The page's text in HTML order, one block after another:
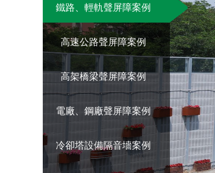
鐵路、輕軌聲屏障案例
高速公路聲屏障案例
高架橋梁聲屏障案例
電廠、鋼廠聲屏障案例
冷卻塔設備隔音墻案例